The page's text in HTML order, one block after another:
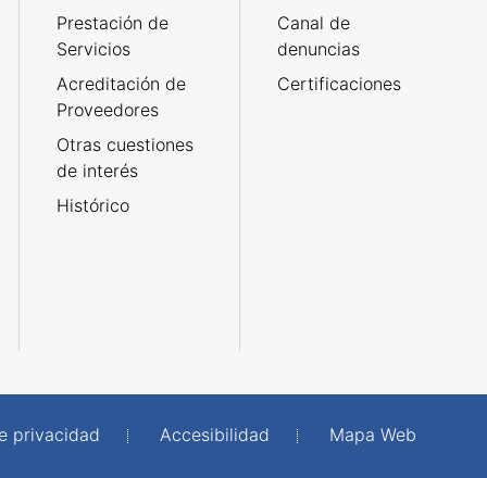
Prestación de
Servicios
Acreditación de
Proveedores
Otras cuestiones
de interés
Histórico
Canal de
denuncias
Certificaciones
privacidad Accesibilidad
Mapa Web